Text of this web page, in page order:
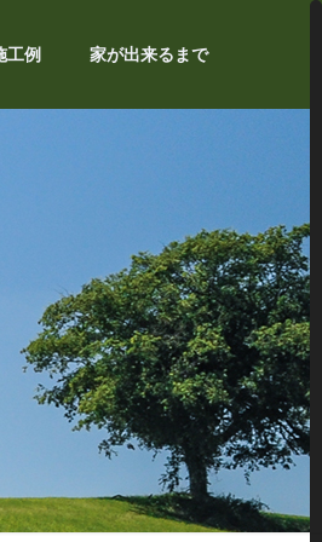
工例 家が出来るまで